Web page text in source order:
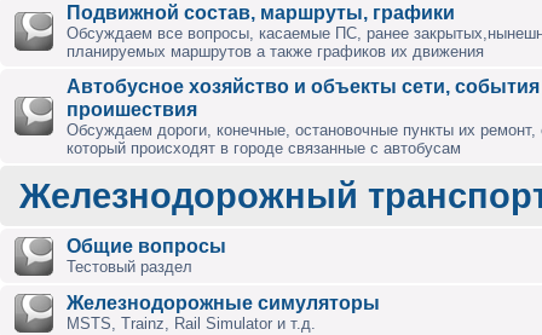
Подвижной состав, маршруты, графики
Обсуждаем все вопросы, касаемые ПС, ранее
планируемых маршрутов а также графиков их движения
Автобусное хозяйство и объекты сети,
проишествия
Обсуждаем дороги, конечные, остановочные пункты их ремонт,
который происходят в городе связанные с автобусам
Железнодорожный
Общие вопросы
Тестовый раздел
Железнодорожные симуляторы
MSTS, Trainz, Rail Simulator и т.д.